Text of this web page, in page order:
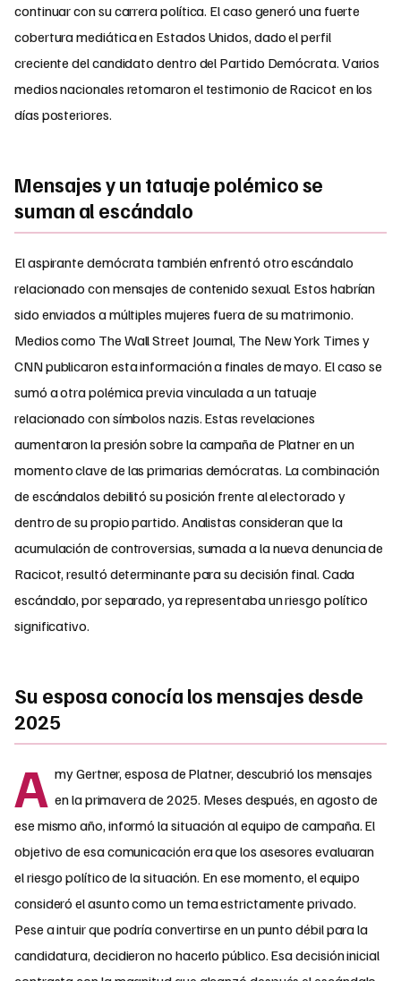
continuar con su carrera política. El caso generó una fuerte
cobertura mediática en Estados Unidos, dado el perfil
creciente del candidato dentro del Partido Demócrata. Varios
medios nacionales retomaron el testimonio de Racicot en los
días posteriores.
Mensajes y un tatuaje polémico se
suman al escándalo
El aspirante demócrata también enfrentó otro escándalo
relacionado con mensajes de contenido sexual. Estos habrían
sido enviados a múltiples mujeres fuera de su matrimonio.
Medios como The Wall Street Journal, The New York Times y
CNN publicaron esta información a finales de mayo. El caso se
sumó a otra polémica previa vinculada a un tatuaje
relacionado con símbolos nazis. Estas revelaciones
aumentaron la presión sobre la campaña de Platner en un
momento clave de las primarias demócratas. La combinación
de escándalos debilitó su posición frente al electorado y
dentro de su propio partido. Analistas consideran que la
acumulación de controversias, sumada a la nueva denuncia de
Racicot, resultó determinante para su decisión final. Cada
escándalo, por separado, ya representaba un riesgo político
significativo.
Su esposa conocía los mensajes desde
2025
A my Gertner, esposa de Platner, descubrió los mensajes
en la primavera de 2025. Meses después, en agosto de
ese mismo año, informó la situación al equipo de campaña. El
objetivo de esa comunicación era que los asesores evaluaran
el riesgo político de la situación. En ese momento, el equipo
consideró el asunto como un tema estrictamente privado.
Pese a intuir que podría convertirse en un punto débil para la
candidatura, decidieron no hacerlo público. Esa decisión inicial